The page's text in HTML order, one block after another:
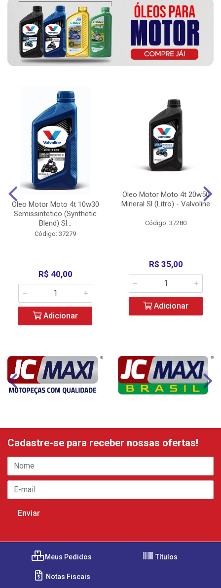
Oleo Motor Moto 4t 10w30
Semissintetico (Synthetic
Blend) Sl...
Código: 37279
R$ 40,00
Adicionar
Oleo Motor Moto 4t 20w50
Mineral Sl (Litro) - Valvoline
Código: 37280
R$ 35,00
Adicionar
Cadastre-se para receber nossas ofertas!
Meus Pedidos Títulos
Notas Fiscais